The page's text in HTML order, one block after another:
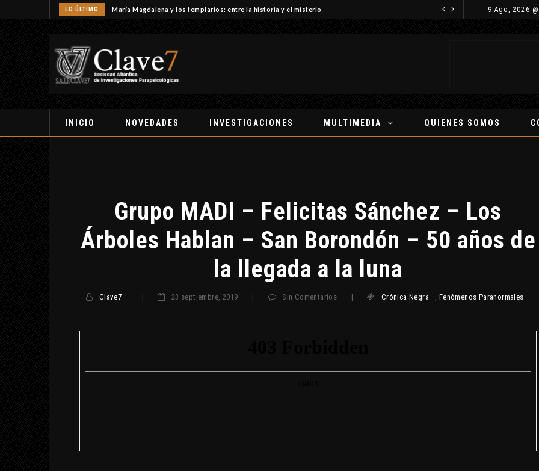
LO ÚLTIMO María Magdalena y los templarios: entre la historia y el misterio 9 Ago, 2026
INICIO NOVEDADES INVESTIGACIONES MULTIMEDIA QUIENES SOMOS
Grupo MADI – Felicitas Sánchez – Los
Árboles Hablan – San Borondón – 50 años de
la llegada a la luna
Clave7 | 23 septiembre, 2019 | Sin Comentarios | Crónica Negra , Fenómenos Paranormales